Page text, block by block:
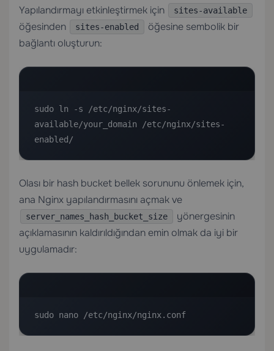
Yapılandırmayı etkinleştirmek için sites-available
öğesinden sites-enabled
öğesine sembolik bir
bağlantı oluşturun:
sudo ln -s /etc/nginx/sites-
available/your_domain /etc/nginx/sites-
enabled/
Olası bir hash bucket bellek sorununu önlemek için,
ana Nginx yapılandırmasını açmak ve
server_names_hash_bucket_size
yönergesinin
açıklamasının kaldırıldığından emin olmak da iyi bir
uygulamadır:
sudo nano /etc/nginx/nginx.conf